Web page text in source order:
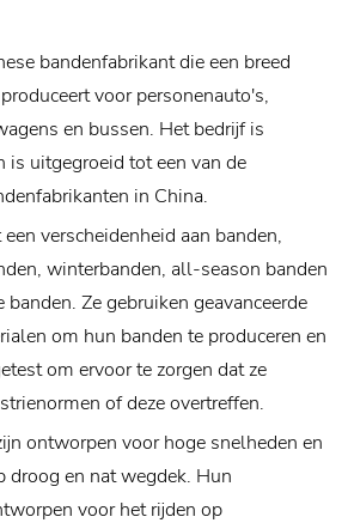
bandenfabrikant die een breed
voor personenauto's,
en bussen. Het bedrijf is
uitgegroeid tot een van de
in China.
verscheidenheid aan banden,
winterbanden, all-season banden
Ze gebruiken geavanceerde
om hun banden te produceren en
om ervoor te zorgen dat ze
of deze overtreffen.
ontworpen voor hoge snelheden en
droog en nat wegdek. Hun
voor het rijden op